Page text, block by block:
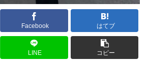
Facebook はてブ
LINE コピー